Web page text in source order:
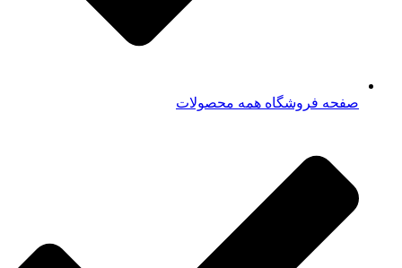
صفحه فروشگاه همه محصولات​